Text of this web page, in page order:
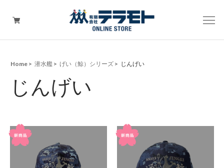
ピックアップアイテム
Tシャツ・ウェア
ZIPPO
Home 潜水艦 げい（鯨）シリーズ じんげい
じんげい